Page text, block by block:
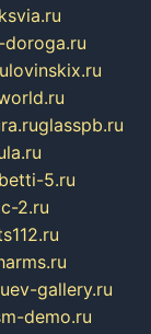
lovinskix.ru
glasspb.ru
5.ru
2.ru
ev-gallery.ru
demo.ru